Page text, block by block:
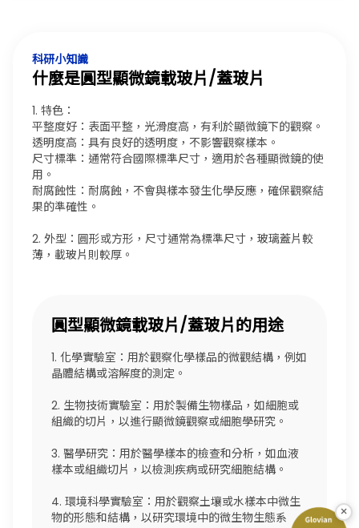
科研小知識
什麼是圓型顯微鏡載玻片/蓋玻片
1. 特色：
平整度好：表面平整，光滑度高，有利於顯微鏡下的觀察。
透明度高：具有良好的透明度，不影響觀察樣本。
尺寸標準：通常符合國際標準尺寸，適用於各種顯微鏡的使
用。
耐腐蝕性：耐腐蝕，不會與樣本發生化學反應，確保觀察結
果的準確性。
2. 外型：圓形或方形，尺寸通常為標準尺寸，玻璃蓋片較
薄，載玻片則較厚。
圓型顯微鏡載玻片/蓋玻片的用途
1. 化學實驗室：用於觀察化學樣品的微觀結構，例如
晶體結構或溶解度的測定。
2. 生物技術實驗室：用於製備生物樣品，如細胞或
組織的切片，以進行顯微鏡觀察或細胞學研究。
3. 醫學研究：用於醫學樣本的檢查和分析，如血液
樣本或組織切片，以檢測疾病或研究細胞結構。
4. 環境科學實驗室：用於觀察土壤或水樣本中微生
物的形態和結構，以研究環境中的微生物生態系
×